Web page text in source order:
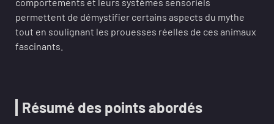
permettent de démystifier certains aspects du mythe
tout en soulignant les prouesses réelles de ces animaux
fascinants.
Résumé des points abordés